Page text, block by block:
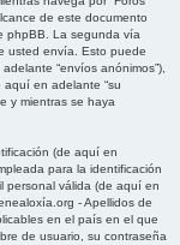
de este documento
phpBB. La segunda vía
usted envía. Esto puede
“envíos anónimos”),
aquí en adelante “su
y mientras se haya
(de aquí en
para la identificación
personal válida (de aquí en
- Apellidos de
en el país en el que
de usuario, su contraseña